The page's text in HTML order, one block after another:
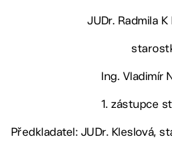
JUDr. Radmila
Ing. Vladimír
1. zástupce
Předkladatel: JUDr. Kleslová,